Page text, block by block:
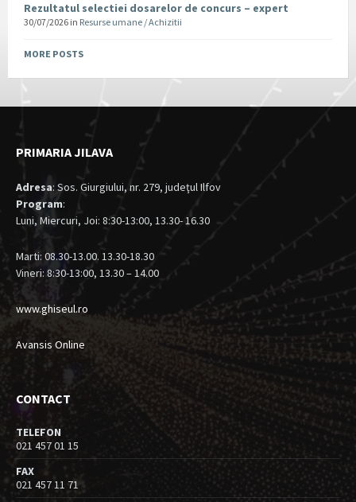
Rezultatul selectiei dosarelor de concurs – expert
30/07/2026 in Resurse umane / Achizitii
MORE POSTS
PRIMARIA JILAVA
Adresa: Sos. Giurgiului, nr. 279, judeţul Ilfov
Program:
Luni, Miercuri, Joi: 8:30-13:00, 13.30- 16.30
Marti: 08.30-13.00. 13.30-18.30
Vineri: 8:30-13:00, 13.30 – 14.00
www.ghiseul.ro
Avansis Online
CONTACT
TELEFON
021 457 01 15
FAX
021 457 11 71